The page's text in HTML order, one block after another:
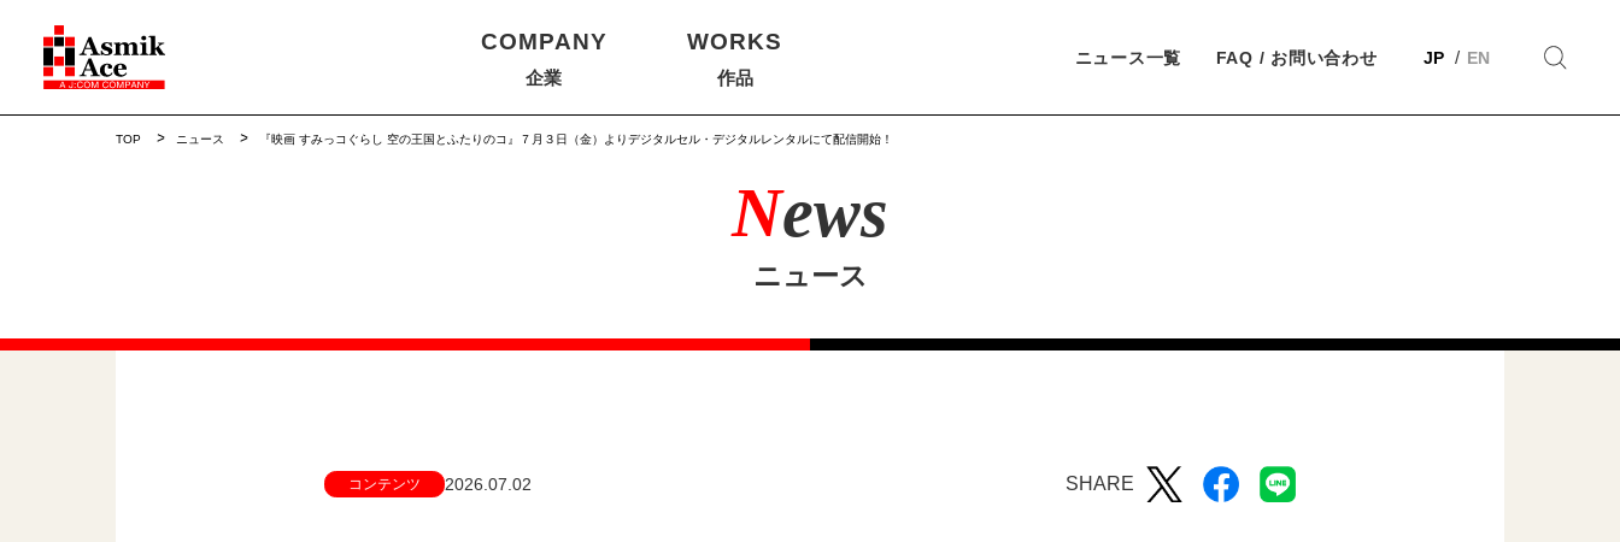
COMPANY
企業
WORKS
作品
ニュース一覧 FAQ / お問い合わせ JP EN
TOP ニュース 『映画 すみっコぐらし 空の王国とふたりのコ』７月３日（金）よりデジタルセル・デジタルレンタルにて配信開始！
News
ニュース
SHARE
コンテンツ 2026.07.02